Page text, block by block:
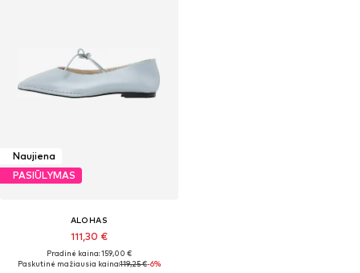
Naujiena
PASIŪLYMAS
ALOHAS
111,30 €
Pradinė kaina: 159,00 €
Paskutinė mažiausia kaina:119,25 €-6%